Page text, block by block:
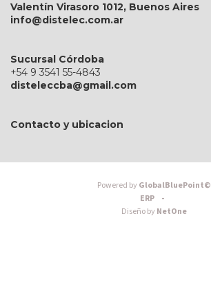
Valentín Virasoro 1012, Buenos Aires
info@distelec.com.ar
Sucursal Córdoba
+54 9 3541 55-4843
disteleccba@gmail.com
Contacto y ubicacion
Powered byGlobalBluePoint©
ERP -
Diseño byNetOne